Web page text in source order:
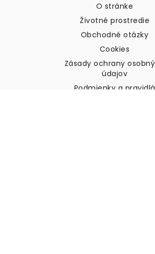
O stránke
Životné prostredie
Obchodné otázky
Cookies
Zásady ochrany
údajov
Podmienky a pravidlá